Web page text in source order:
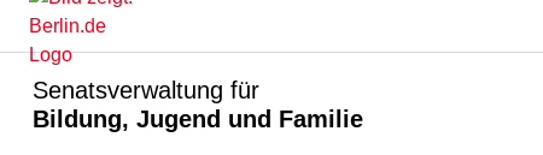
Senatsverwaltung für
Bildung, Jugend und Familie